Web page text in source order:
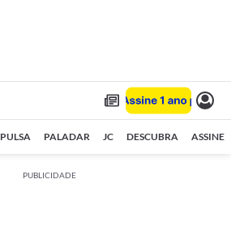
PULSA PALADAR JC DESCUBRA ASSINE
PUBLICIDADE